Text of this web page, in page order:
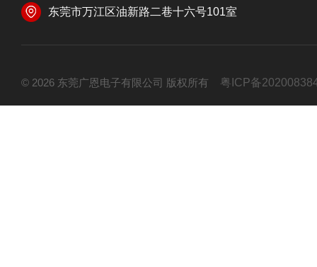
东莞市万江区油新路二巷十六号101室
© 2026 东莞广恩电子有限公司 版权所有 粤ICP备